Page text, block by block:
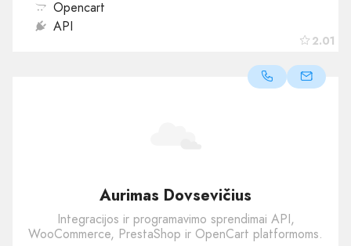
2.01
Opencart
API
Aurimas Dovsevičius
Integracijos ir programavimo sprendimai API,
WooCommerce, PrestaShop ir OpenCart platformoms.